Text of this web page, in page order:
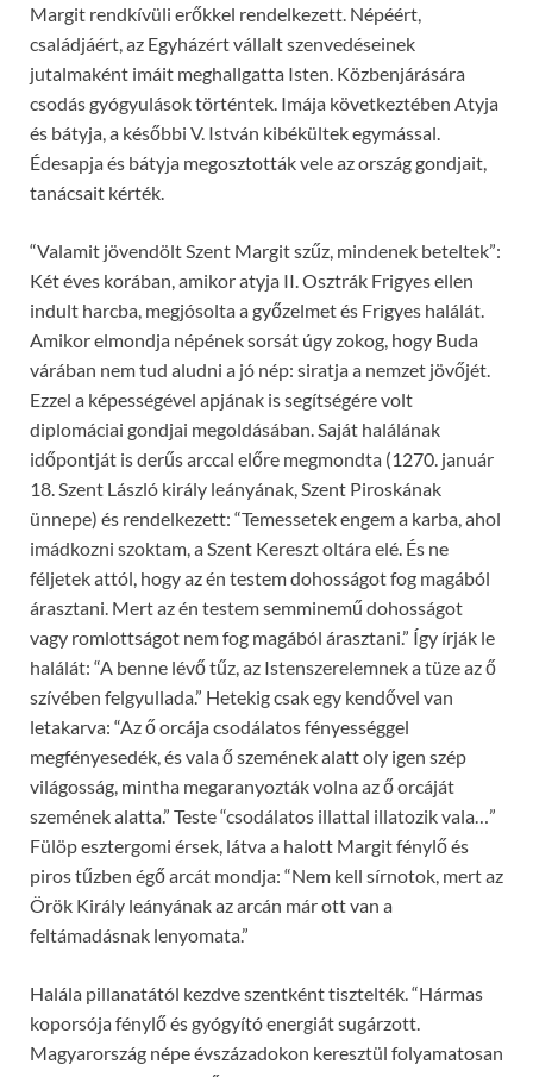
Margit rendkívüli erőkkel rendelkezett. Népéért,
családjáért, az Egyházért vállalt szenvedéseinek
jutalmaként imáit meghallgatta Isten. Közbenjárására
csodás gyógyulások történtek. Imája következtében Atyja
és bátyja, a későbbi V. István kibékültek egymással.
Édesapja és bátyja megosztották vele az ország gondjait,
tanácsait kérték.
“Valamit jövendölt Szent Margit szűz, mindenek beteltek”:
Két éves korában, amikor atyja II. Osztrák Frigyes ellen
indult harcba, megjósolta a győzelmet és Frigyes halálát.
Amikor elmondja népének sorsát úgy zokog, hogy Buda
várában nem tud aludni a jó nép: siratja a nemzet jövőjét.
Ezzel a képességével apjának is segítségére volt
diplomáciai gondjai megoldásában. Saját halálának
időpontját is derűs arccal előre megmondta (1270. január
18. Szent László király leányának, Szent Piroskának
ünnepe) és rendelkezett: “Temessetek engem a karba, ahol
imádkozni szoktam, a Szent Kereszt oltára elé. És ne
féljetek attól, hogy az én testem dohosságot fog magából
árasztani. Mert az én testem semminemű dohosságot
vagy romlottságot nem fog magából árasztani.” Így írják le
halálát: “A benne lévő tűz, az Istenszerelemnek a tüze az ő
szívében felgyullada.” Hetekig csak egy kendővel van
letakarva: “Az ő orcája csodálatos fényességgel
megfényesedék, és vala ő szemének alatt oly igen szép
világosság, mintha megaranyozták volna az ő orcáját
szemének alatta.” Teste “csodálatos illattal illatozik vala…”
Fülöp esztergomi érsek, látva a halott Margit fénylő és
piros tűzben égő arcát mondja: “Nem kell sírnotok, mert az
Örök Király leányának az arcán már ott van a
feltámadásnak lenyomata.”
Halála pillanatától kezdve szentként tisztelték. “Hármas
koporsója fénylő és gyógyító energiát sugárzott.
Magyarország népe évszázadokon keresztül folyamatosan